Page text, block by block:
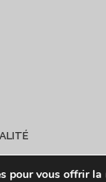
pour vous offrir la